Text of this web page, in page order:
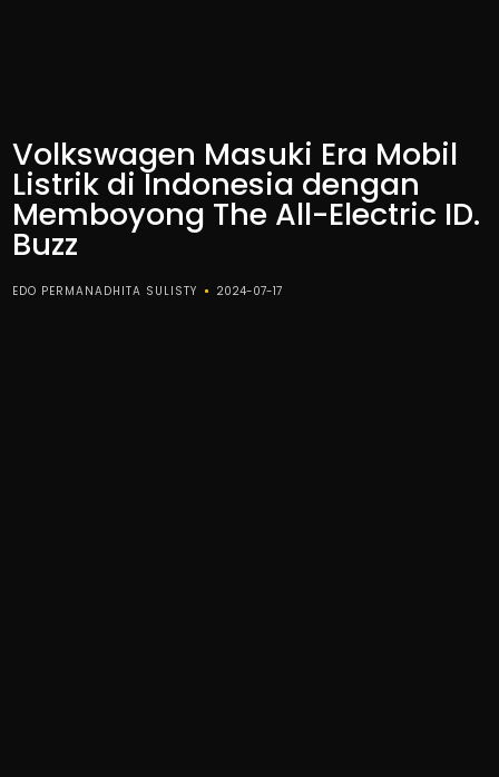
Volkswagen Masuki Era Mobil
Listrik di Indonesia dengan
Memboyong The All-Electric ID.
Buzz
EDO PERMANADHITA SULISTY 2024-07-17